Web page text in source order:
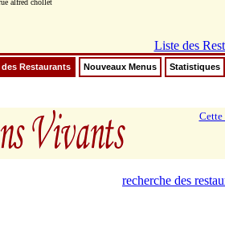
alfred chollet
Liste des
Restaurants Nouveaux Menus Statistiques
recherche des